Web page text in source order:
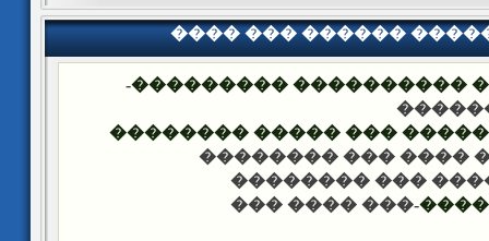
���� ��� ������
�������� �� ���
-
���
���� ����� �������� ���
-��� ���� ���
-��� ���� ���
-��� ���� ���